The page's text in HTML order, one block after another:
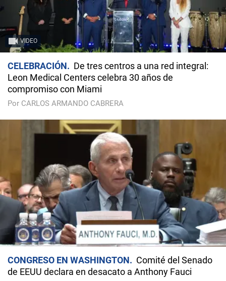
VIDEO
CELEBRACIÓN
De tres centros a una red integral:
Leon Medical Centers celebra 30 años de
compromiso con Miami
Por CARLOS ARMANDO CABRERA
CONGRESO EN WASHINGTON
Comité del Senado
de EEUU declara en desacato a Anthony Fauci